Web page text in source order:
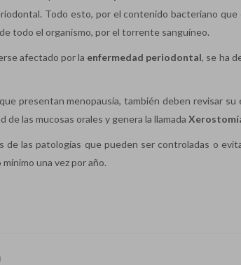
Todo esto, por el contenido bacteriano que
todo el organismo, por el torrente sanguíneo.
afectado por la enfermedad periodontal, se ha
presentan menopausia, también deben revisar su
de las mucosas orales y genera la llamada
de las patologías que pueden ser controladas o
una vez por año.